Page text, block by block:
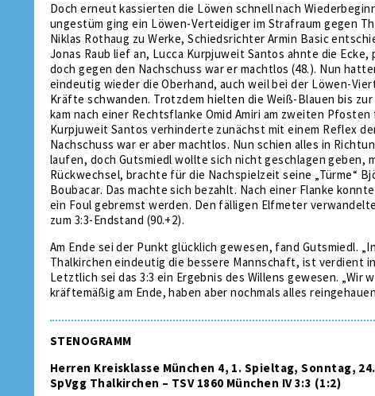
Doch erneut kassierten die Löwen schnell nach
ungestüm ging ein Löwen-Verteidiger im Strafraum gegen
Niklas Rothaug zu Werke, Schiedsrichter Armin Basic
Jonas Raub lief an, Lucca Kurpjuweit Santos ahnte die Ecke,
doch gegen den Nachschuss war er machtlos (48.). Nun
eindeutig wieder die Oberhand, auch weil bei der Löwen-
Kräfte schwanden. Trotzdem hielten die Weiß-Blauen bis zur
kam nach einer Rechtsflanke Omid Amiri am zweiten
Kurpjuweit Santos verhinderte zunächst mit einem Reflex
Nachschuss war er aber machtlos. Nun schien alles in
laufen, doch Gutsmiedl wollte sich nicht geschlagen geben,
Rückwechsel, brachte für die Nachspielzeit seine „Türme“
Boubacar. Das machte sich bezahlt. Nach einer Flanke
ein Foul gebremst werden. Den fälligen Elfmeter
zum 3:3-Endstand (90.+2).
Am Ende sei der Punkt glücklich gewesen, fand Gutsmiedl.
Thalkirchen eindeutig die bessere Mannschaft, ist verdient
Letztlich sei das 3:3 ein Ergebnis des Willens gewesen. „Wir
kräftemäßig am Ende, haben aber nochmals alles
STENOGRAMM
Herren Kreisklasse München 4, 1. Spieltag, Sonntag,
SpVgg Thalkirchen – TSV 1860 München IV 3:3 (1:2)